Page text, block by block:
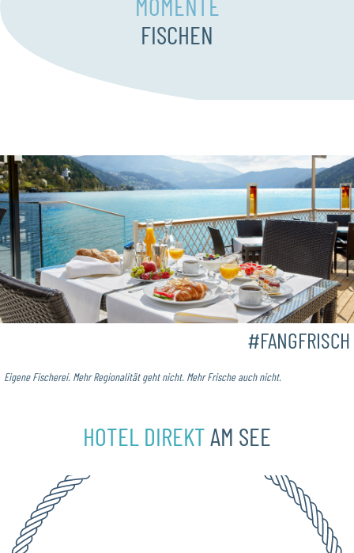
FISCHEN
#FANGFRISCH
Eigene Fischerei. Mehr Regionalität geht nicht. Mehr Frische auch nicht.
HOTEL DIREKT AM SEE